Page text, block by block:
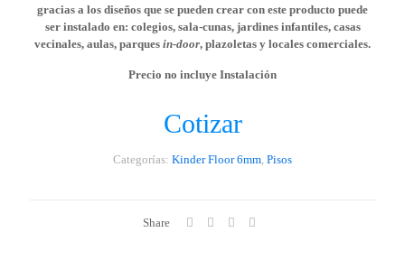
gracias a los diseños que se pueden crear con este producto puede
ser instalado en: colegios, sala-cunas, jardines infantiles, casas
vecinales, aulas, parques in-door, plazoletas y locales comerciales.
Precio no incluye Instalación
Cotizar
Categorías: Kinder Floor 6mm, Pisos
Share